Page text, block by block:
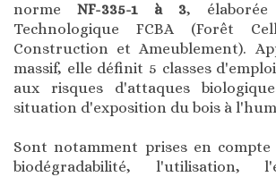
normeNF-335-1 à 3,
Technologique FCBA (Forêt
Construction et Ameublement).
massif, elle définit 5 classes
aux risques d'attaques
situation d'exposition du bois à
Sont notamment prises en
biodégradabilité, l'utilisation,